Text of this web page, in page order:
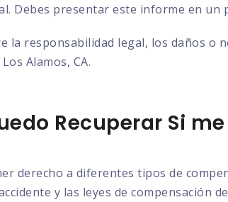
Debes presentar este informe en un
la responsabilidad legal, los daños o
Alamos, CA.
Recuperar Si
derecho a diferentes tipos de
y las leyes de compensación